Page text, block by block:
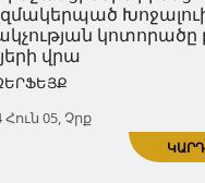
համարում են